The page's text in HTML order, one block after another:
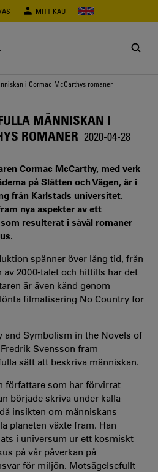
MITT KAU
i Cormac McCarthys romaner
MÄNNISKAN I
ROMANER 2020-04-28
Cormac McCarthy, med verk
på Slätten och Vägen, är i
från Karlstads universitet.
nya aspekter av ett
resulterat i såväl romaner
spänner över lång tid, från
av 2000-talet och hittills har det
är även känd genom
filmatisering No Country for
and Symbolism in the Novels of
Svensson fram
sätt att beskriva människan.
författare som har förvirrat
började skriva under kalla
insikten om människans
planeten växte fram. Han
i universum ur ett kosmiskt
på vår påverkan på
för miljön. Motsägelsefullt